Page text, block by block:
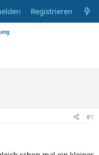
Registrieren
#1